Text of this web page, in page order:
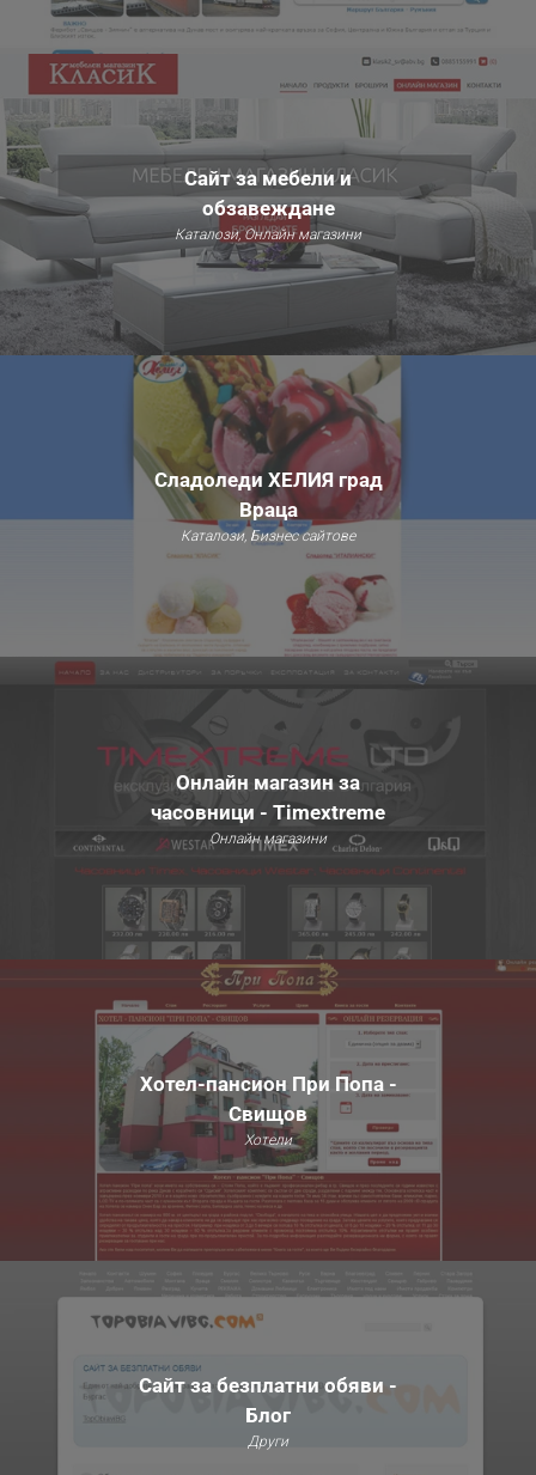
Сайт за мебели и
обзавеждане
Каталози, Онлайн магазини
Сладоледи ХЕЛИЯ град
Враца
Каталози, Бизнес сайтове
Онлайн магазин за
часовници - Timextreme
Онлайн магазини
Хотел-пансион При Попа -
Свищов
Хотели
Сайт за безплатни обяви -
Блог
Други